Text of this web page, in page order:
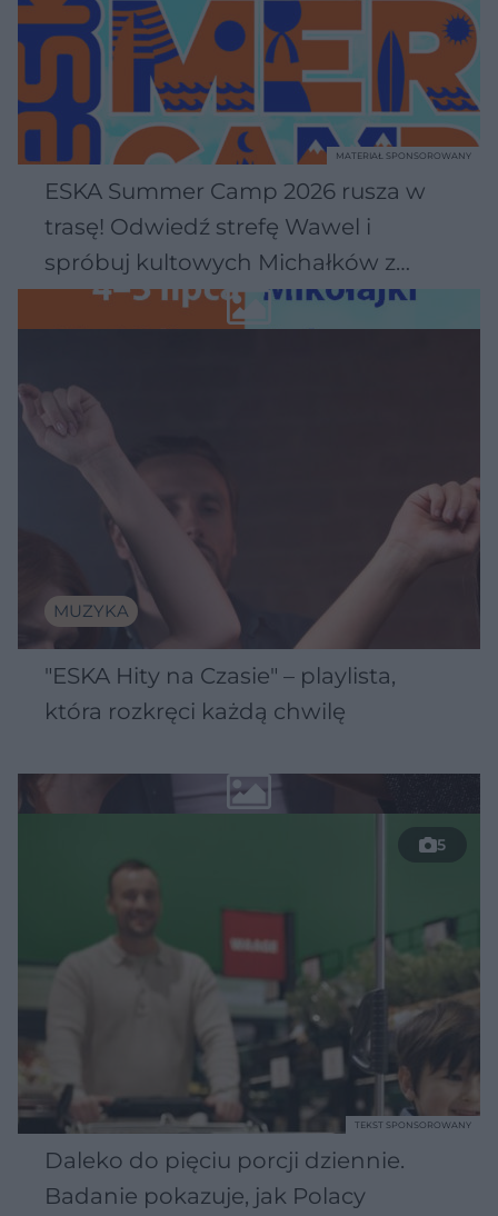
ESKA Summer Camp 2026 rusza w
trasę! Odwiedź strefę Wawel i
spróbuj kultowych Michałków z
Wawelu
MATERIAŁ SPONSOROWANY
MUZYKA
"ESKA Hity na Czasie" – playlista,
która rozkręci każdą chwilę
5
Daleko do pięciu porcji dziennie.
Badanie pokazuje, jak Polacy
TEKST SPONSOROWANY